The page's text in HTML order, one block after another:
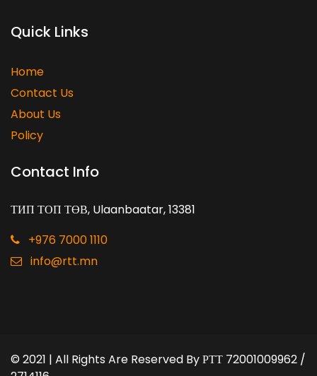
Quick Links
Home
Contact Us
About Us
Policy
Contact Info
ТИП ТОП ТӨВ, Ulaanbaatar, 13381
+976 7000 1110
info@rtt.mn
© 2021 | All Rights Are Reserved ByРТТ 72001009962 /